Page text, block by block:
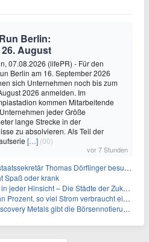
Berlin:
August
07.08.2026 (lifePR) - Für den
Berlin am 16. September 2026
sich Unternehmen noch bis zum
2026 anmelden. Im
kommen Mitarbeitende
jeder Größe
lange Strecke in der
zu absolvieren. Als Teil der
[…] (00)
vor 7 Stunden
Thomas Dörflinger besucht Handwerksbetrieb im Kammerbezirk Freiburg
Spaß oder krank
Hinsicht – Die Städte der Zukunft sind grün-blau
so viel Strom verbraucht ein Aufzug im Gebäude
gibt die Börsennotierung an der Frankfurter Wertpapierbörse bekannt